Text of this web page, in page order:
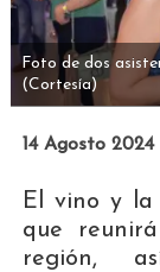
Foto de dos
(Cortesía)
14 Agosto 2024
El vino y la
que
región,